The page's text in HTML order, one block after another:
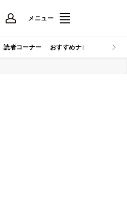
メニュー
読者コーナー おすすめナビ マイナビ